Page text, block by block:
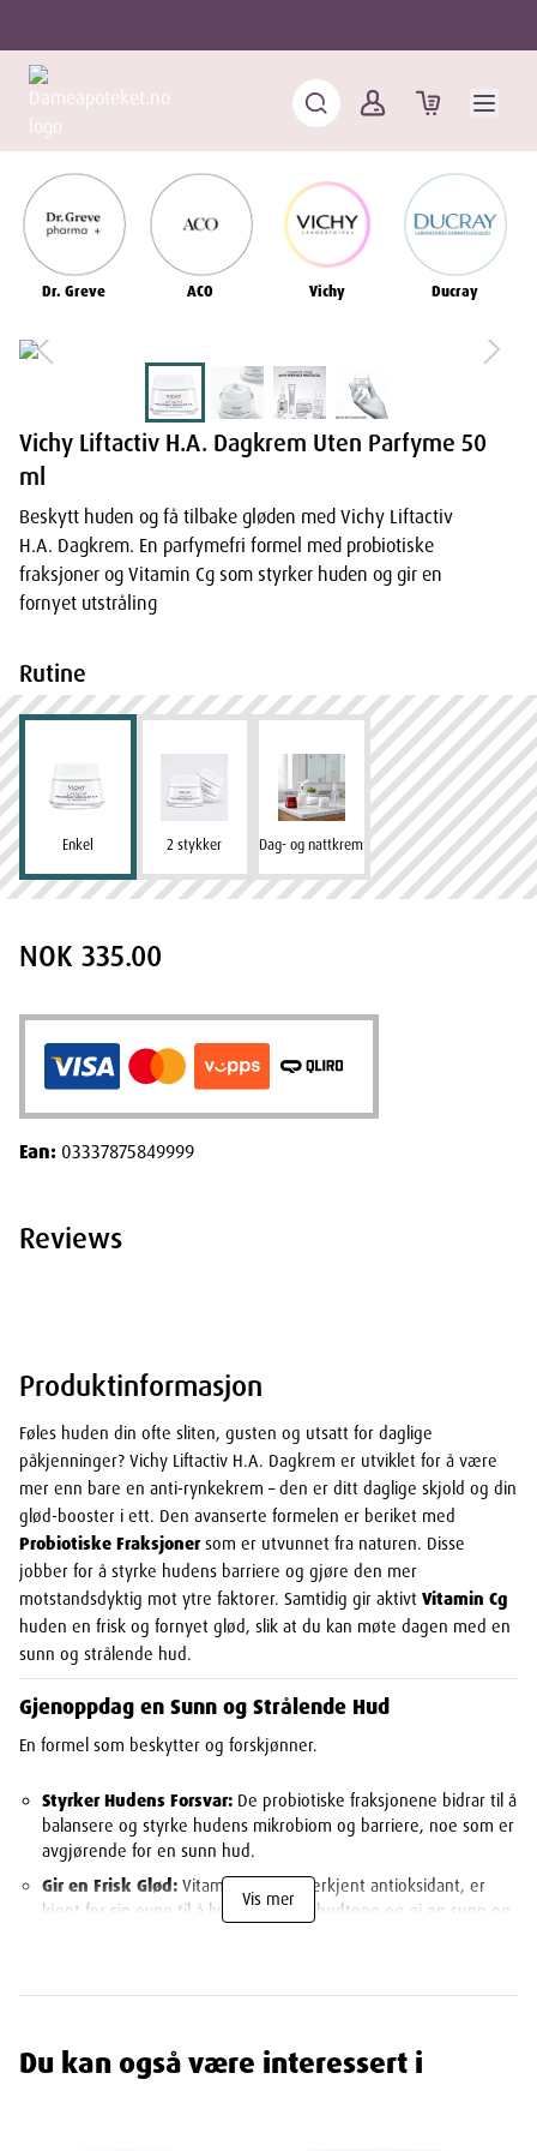
Dr. Greve ACO Vichy Ducray
Produktinformasjon
Føles huden din ofte sliten, gusten og utsatt for daglige
påkjenninger? Vichy Liftactiv H.A. Dagkrem er utviklet for å være
mer enn bare en anti-rynkekrem – den er ditt daglige skjold og din
glød-booster i ett. Den avanserte formelen er beriket med
Probiotiske Fraksjonersom er utvunnet fra naturen. Disse
jobber for å styrke hudens barriere og gjøre den mer
motstandsdyktig mot ytre faktorer. Samtidig gir aktivt Vitamin Cg
huden en frisk og fornyet glød, slik at du kan møte dagen med en
sunn og strålende hud.
Gjenoppdag en Sunn og Strålende Hud
En formel som beskytter og forskjønner.
Styrker Hudens Forsvar: De probiotiske fraksjonene bidrar til å
balansere og styrke hudens mikrobiom og barriere, noe som er
avgjørende for en sunn hud.
Gir en Frisk Glød: Vitamin Cg, en anerkjent antioksidant, er
kjent for sin evne til å lysne en livløs hudtone og gi en sunn og
intens fuktighet som jevner ut og reduserer synligheten av fine
Skånsom og Uten Parfyme: En høytolerant formel som er
testet for å passe selv sensitiv hud.
Vis mer
Vichy Liftactiv H.A. Dagkrem Uten Parfyme 50
ml
Beskytt huden og få tilbake gløden med Vichy Liftactiv
H.A. Dagkrem. En parfymefri formel med probiotiske
fraksjoner og Vitamin Cg som styrker huden og gir en
fornyet utstråling
Rutine
Enkel 2 stykker Dag- og nattkrem
NOK 335.00
Ean: 03337875849999
Reviews
Du kan også være interessert i